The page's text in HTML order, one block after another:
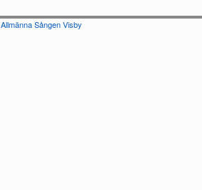
Allmänna Sången Visby